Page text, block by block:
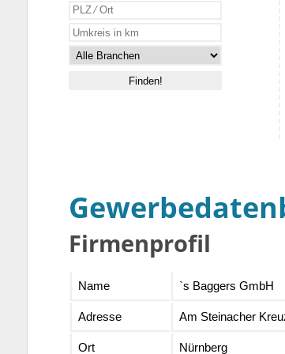
Firmenprofil
Name `s Baggers GmbH
Adresse Am Steinacher
Ort Nürnberg